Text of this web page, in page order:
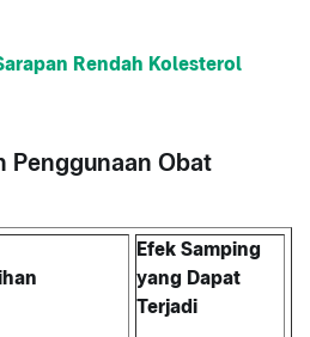
Rendah Kolesterol
Penggunaan Obat
Efek Samping
yang Dapat
Terjadi